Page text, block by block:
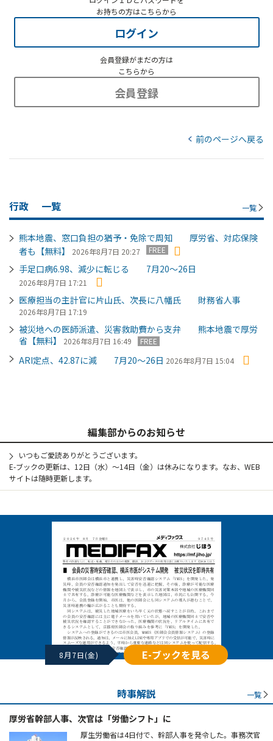
お持ちの方はこちらから
ログイン
会員登録がまだの方は
こちらから
会員登録
前のページへ戻る
行政 一覧 一覧
熊本地震、窓口負担の猶予・免除で周知 厚労省、対応保険
者も【無料】
2026年8月7日 20:27 FREE
手足口病6.98、減少に転じる 7月20～26日
2026年8月7日 17:21
医療担当の主計官に片山氏、次長に八幡氏 財務省人事
2026年8月7日 17:19
被災地への医師派遣、災害救助費から支弁 熊本地震で厚労
省【無料】
2026年8月7日 16:49 FREE
ARI定点、42.87に減 7月20～26日 2026年8月7日 15:04
編集部からのお知らせ
いつもご愛読ありがとうございます。
E-ブックの更新は、12日（水）～14日（金）は休みになります。なお、WEB
サイトは随時更新します。
8月7日(金) E-ブックを見る
時事解説 一覧
厚労省幹部人事、次官は「労働シフト」に
厚生労働省は4日付で、幹部人事を発令した。事務次官